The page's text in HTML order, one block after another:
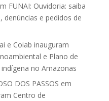
FUNAI: Ouvidoria: saiba
denúncias e pedidos de
e Coiab inauguram
e Plano de
no Amazonas
DOS PASSOS em
Centro de